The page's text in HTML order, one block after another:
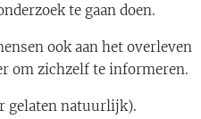
te gaan doen.
ook aan het overleven
om zichzelf te informeren.
gelaten natuurlijk).